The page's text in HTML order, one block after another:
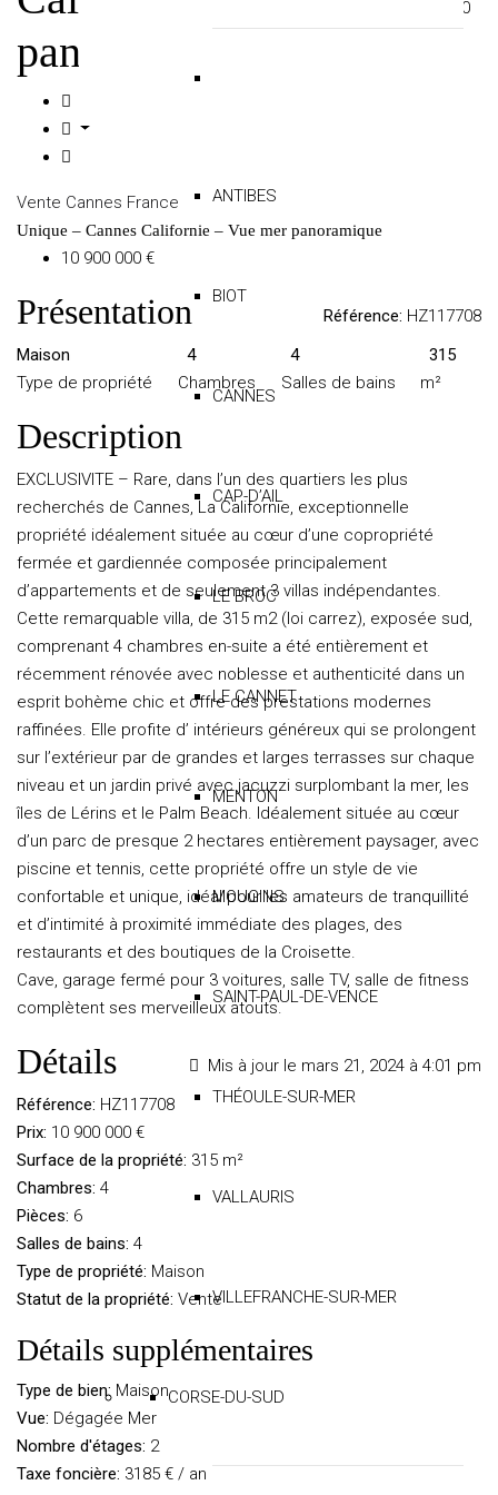
ANTIBES
BIOT
CANNES
CAP-D’AIL
LE BROC
LE CANNET
MENTON
MOUGINS
SAINT-PAUL-DE-VENCE
THÉOULE-SUR-MER
VALLAURIS
VILLEFRANCHE-SUR-MER
CORSE-DU-SUD
panoramique
000
€
Vente Cannes France
Unique – Cannes Californie – Vue mer panoramique
10 900 000 €
Présentation Référence: HZ117708
Maison
Type de propriété
4
Chambres
4
Salles de bains
315
m²
Description
EXCLUSIVITE – Rare, dans l’un des quartiers les plus
recherchés de Cannes, La Californie, exceptionnelle
propriété idéalement située au cœur d’une copropriété
fermée et gardiennée composée principalement
d’appartements et de seulement 3 villas indépendantes.
Cette remarquable villa, de 315 m2 (loi carrez), exposée sud,
comprenant 4 chambres en-suite a été entièrement et
récemment rénovée avec noblesse et authenticité dans un
esprit bohème chic et offre des prestations modernes
raffinées. Elle profite d’ intérieurs généreux qui se prolongent
sur l’extérieur par de grandes et larges terrasses sur chaque
niveau et un jardin privé avec jacuzzi surplombant la mer, les
îles de Lérins et le Palm Beach. Idéalement située au cœur
d’un parc de presque 2 hectares entièrement paysager, avec
piscine et tennis, cette propriété offre un style de vie
confortable et unique, idéal pour les amateurs de tranquillité
et d’intimité à proximité immédiate des plages, des
restaurants et des boutiques de la Croisette.
Cave, garage fermé pour 3 voitures, salle TV, salle de fitness
complètent ses merveilleux atouts.
Détails
Mis à jour le mars 21, 2024 à 4:01 pm
Référence: HZ117708
Prix: 10 900 000 €
Surface de la propriété: 315 m²
Chambres: 4
Pièces: 6
Salles de bains: 4
Type de propriété: Maison
Statut de la propriété: Vente
Détails supplémentaires
Type de bien: Maison
Vue: Dégagée Mer
Nombre d'étages: 2
Taxe foncière: 3185 € / an